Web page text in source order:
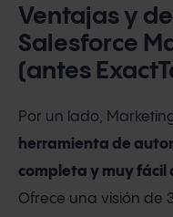
Ventajas y
Salesforce
(antes
Por un lado,
herramienta de
completa y muy fácil
Ofrece una visión de